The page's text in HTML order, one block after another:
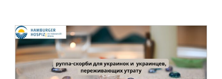
Erfahrungsberichte
Downloads